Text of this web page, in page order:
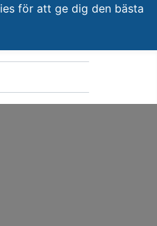
för att ge dig den bästa